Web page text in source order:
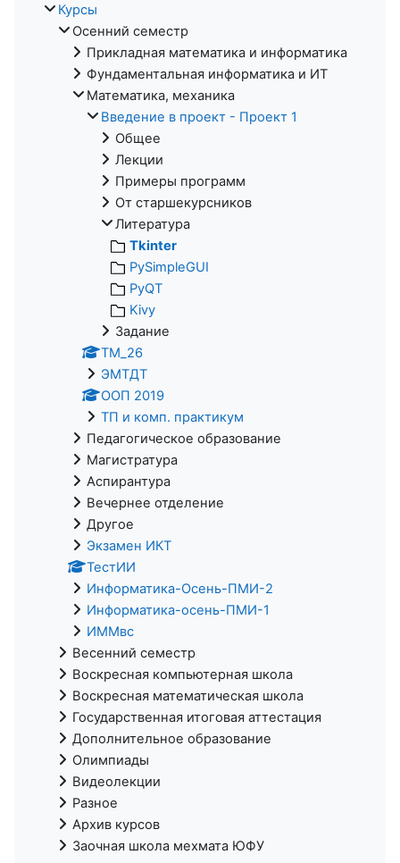
Курсы
Осенний семестр
Прикладная математика и информатика
Фундаментальная информатика и ИТ
Математика, механика
Введение в проект - Проект 1
Общее
Лекции
Примеры программ
От старшекурсников
Литература
Tkinter
PySimpleGUI
PyQT
Kivy
Задание
ТМ_26
ЭМТДТ
ООП 2019
ТП и комп. практикум
Педагогическое образование
Магистратура
Аспирантура
Вечернее отделение
Другое
Экзамен ИКТ
ТестИИ
Информатика-Осень-ПМИ-2
Информатика-осень-ПМИ-1
ИММвс
Весенний семестр
Воскресная компьютерная школа
Воскресная математическая школа
Государственная итоговая аттестация
Дополнительное образование
Олимпиады
Видеолекции
Разное
Архив курсов
Заочная школа мехмата ЮФУ